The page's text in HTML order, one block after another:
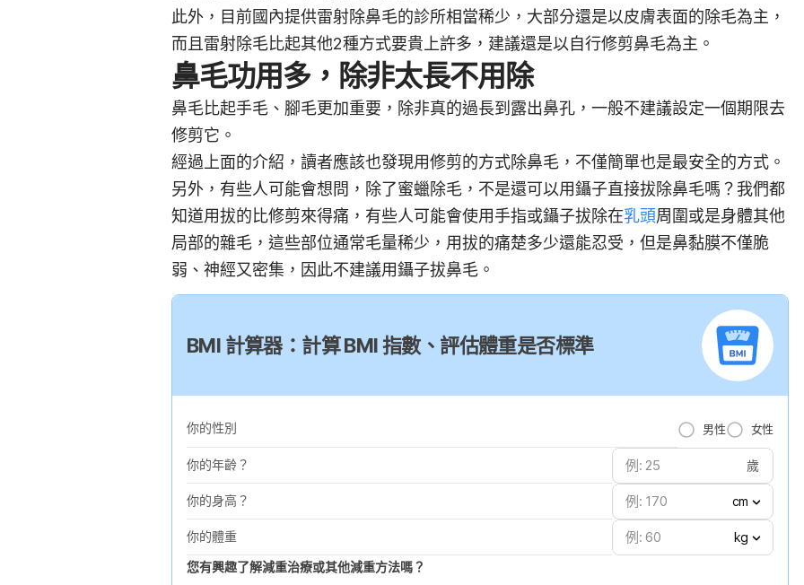
此外，目前國內提供雷射除鼻毛的診所相當稀少，大部分還是以皮膚表面的除毛為主，
而且雷射除毛比起其他2種方式要貴上許多，建議還是以自行修剪鼻毛為主。
鼻毛功用多，除非太長不用除
鼻毛比起手毛、腳毛更加重要，除非真的過長到露出鼻孔，一般不建議設定一個期限去
修剪它。
經過上面的介紹，讀者應該也發現用修剪的方式除鼻毛，不僅簡單也是最安全的方式。
另外，有些人可能會想問，除了蜜蠟除毛，不是還可以用鑷子直接拔除鼻毛嗎？我們都
知道用拔的比修剪來得痛，有些人可能會使用手指或鑷子拔除在乳頭周圍或是身體其他
局部的雜毛，這些部位通常毛量稀少，用拔的痛楚多少還能忍受，但是鼻黏膜不僅脆
弱、神經又密集，因此不建議用鑷子拔鼻毛。
BMI 計算器：計算 BMI 指數、評估體重是否標準
你的性別 男性 女性
你的年齡？ 歲
你的身高？ cm
你的體重
kg
您有興趣了解減重治療或其他減重方法嗎？